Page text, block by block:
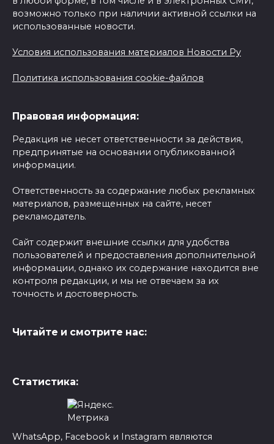
возможно только при наличии активной ссылки на
использованные новости.
Условия использования материалов Новости Ру
Политика использования cookie-файлов
Правовая информация:
Редакция не несет ответственности за действия,
предпринятые на основании опубликованной
информации.
Ответственность за содержание любых рекламных
материалов, размещенных на сайте, несет
рекламодатель.
Сайт содержит внешние ссылки для удобства
пользователей и предоставления дополнительной
информации, однако их содержание находится вне
контроля редакции, и мы не отвечаем за их
точность и достоверность.
Читайте и смотрите нас:
Статистика:
WhatsApp, Facebook и Instagram являются